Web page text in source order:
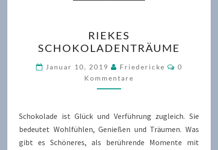
SCHOKOLADENTRÄUME
RIEKES
SCHOKOLADENTRÄUME
Januar 10, 2019 Friedericke
0
Kommentare
Schokolade ist Glück und Verführung zugleich. Sie
bedeutet Wohlfühlen, Genießen und Träumen. Was
gibt es Schöneres, als berührende Momente mit